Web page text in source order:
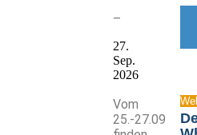
–
27.
Sep.
2026
Vom
25.-27.09.2026